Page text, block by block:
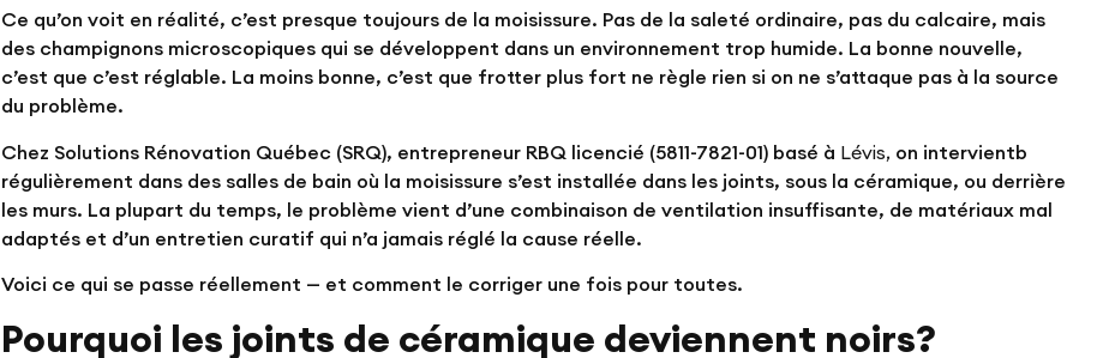
Ce qu’on voit en réalité, c’est presque toujours de la moisissure. Pas de la saleté ordinaire, pas du calcaire, mais
des champignons microscopiques qui se développent dans un environnement trop humide. La bonne nouvelle,
c’est que c’est réglable. La moins bonne, c’est que frotter plus fort ne règle rien si on ne s’attaque pas à la source
du problème.
Chez Solutions Rénovation Québec (SRQ), entrepreneur RBQ licencié (5811-7821-01) basé à Lévis, on intervientb
régulièrement dans des salles de bain où la moisissure s’est installée dans les joints, sous la céramique, ou derrière
les murs. La plupart du temps, le problème vient d’une combinaison de ventilation insuffisante, de matériaux mal
adaptés et d’un entretien curatif qui n’a jamais réglé la cause réelle.
Voici ce qui se passe réellement — et comment le corriger une fois pour toutes.
Pourquoi les joints de céramique deviennent noirs?